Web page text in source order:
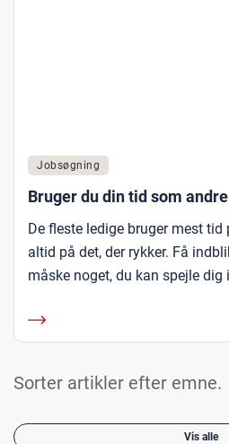
Jobsøgning
Bruger du din tid som
De fleste ledige bruger mest
altid på det, der rykker. Få
måske noget, du kan spejle dig
Sorter artikler efter emne.
Vis alle